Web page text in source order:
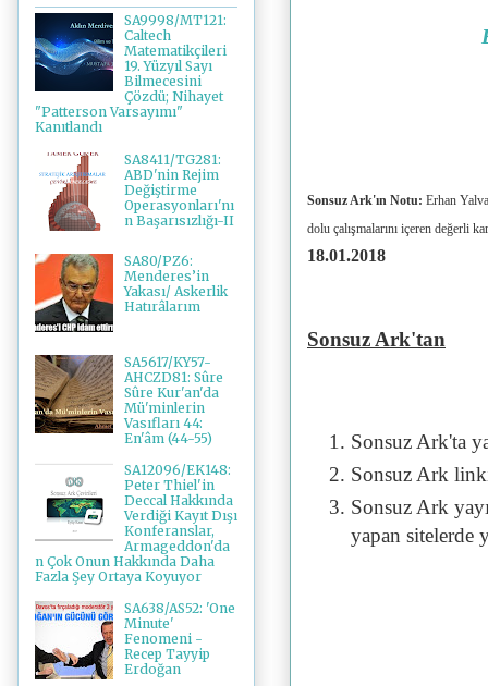
Sonsuz Ark'ın Notu: Erhan
dolu çalışmalarını içeren değerli
18.01.2018
Sonsuz Ark'tan
Sonsuz Ark'ta
Sonsuz Ark
Sonsuz Ark
yapan sitelerde
SA9998/MT121:
Caltech
Matematikçileri
19. Yüzyıl Sayı
Bilmecesini
Çözdü; Nihayet
"Patterson Varsayımı"
Kanıtlandı
SA8411/TG281:
ABD'nin Rejim
Değiştirme
Operasyonları'nı
n Başarısızlığı-II
SA80/PZ6:
Menderes’in
Yakası/ Askerlik
Hatırâlarım
SA5617/KY57-
AHCZD81: Sûre
Sûre Kur'an'da
Mü'minlerin
Vasıfları 44:
En'âm (44-55)
SA12096/EK148:
Peter Thiel'in
Deccal Hakkında
Verdiği Kayıt Dışı
Konferanslar,
Armageddon'da
n Çok Onun Hakkında Daha
Fazla Şey Ortaya Koyuyor
SA638/AS52: 'One
Minute'
Fenomeni -
Recep Tayyip
Erdoğan